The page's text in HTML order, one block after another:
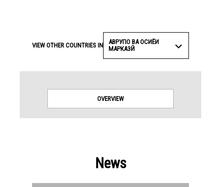
VIEW OTHER COUNTRIES IN
АВРУПО ВА ОСИЁИ
МАРКАЗӢ
OVERVIEW
News